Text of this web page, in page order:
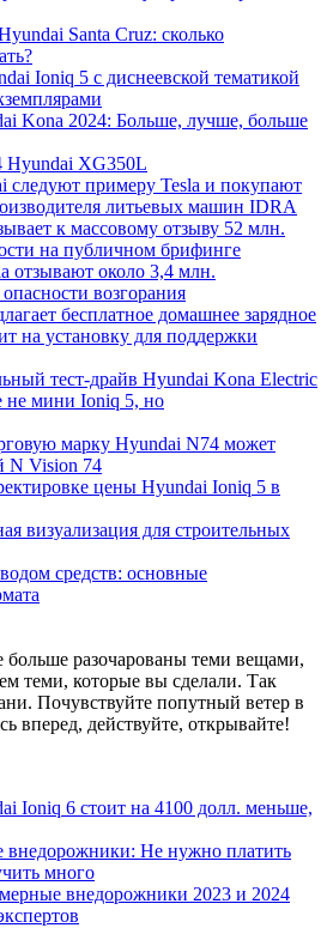
Santa Cruz: сколько
Ioniq 5 с диснеевской тематикой
Kona 2024: Больше, лучше, больше
Hyundai XG350L
следуют примеру Tesla и покупают
литьевых машин IDRA
к массовому отзыву 52 млн.
на публичном брифинге
отзывают около 3,4 млн.
возгорания
бесплатное домашнее зарядное
на установку для поддержки
тест-драйв Hyundai Kona Electric
не мини Ioniq 5, но
марку Hyundai N74 может
N Vision 74
цены Hyundai Ioniq 5 в
визуализация для строительных
средств: основные
больше разочарованы теми вещами,
теми, которые вы сделали. Так
Почувствуйте попутный ветер в
вперед, действуйте, открывайте!
Ioniq 6 стоит на 4100 долл. меньше,
внедорожники: Не нужно платить
много
внедорожники 2023 и 2024